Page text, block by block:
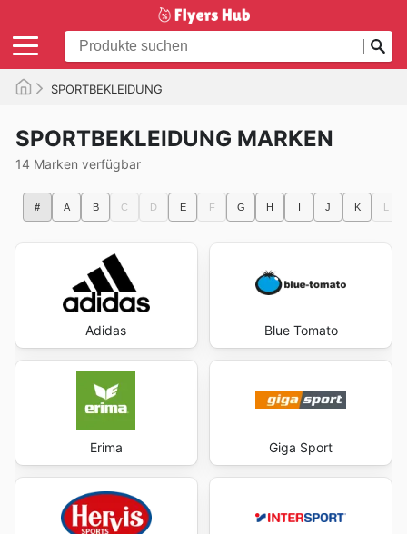
SPORTBEKLEIDUNG
SPORTBEKLEIDUNG MARKEN
14 Marken verfügbar
# A B C D E F G H I J K L
Adidas Blue Tomato
Erima Giga Sport